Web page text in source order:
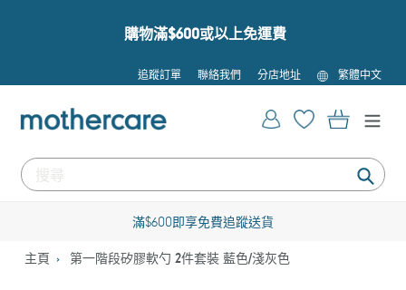
購物滿$600或以上免運費
追蹤訂單 聯絡我們 分店地址
語
言
繁體中文
提
登入 購物車
滿$600即享免費追蹤送貨
主頁 第一階段矽膠軟勺 2件套裝 藍色/淺灰色